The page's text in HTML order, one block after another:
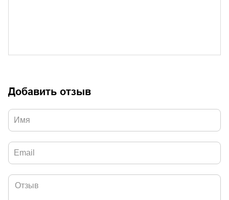
Добавить отзыв